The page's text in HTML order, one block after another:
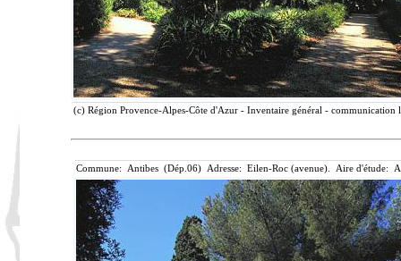
(c) Région Provence-Alpes-Côte d'Azur - Inventaire général -
Commune: Antibes (Dép.06) Adresse: Eilen-Roc (avenue). Aire d'étude: